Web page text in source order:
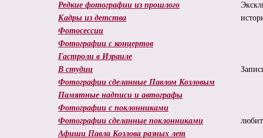
Редкие фотографии из прошлого
Кадры из детства
Фотосессии
Фотографии с концертов
Гастроли в Израиле
В студии
Фотографии сделанные Павлом Козловым
Памятные надписи и автографы
Фотографии с поклонниками
Фотографии сделанные поклонниками
Афиши Павла Козлова разных лет